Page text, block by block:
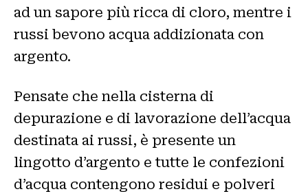
ad un sapore più ricca di cloro, mentre i
russi bevono acqua addizionata con
argento.
Pensate che nella cisterna di
depurazione e di lavorazione dell’acqua
destinata ai russi, è presente un
lingotto d’argento e tutte le confezioni
d’acqua contengono residui e polveri